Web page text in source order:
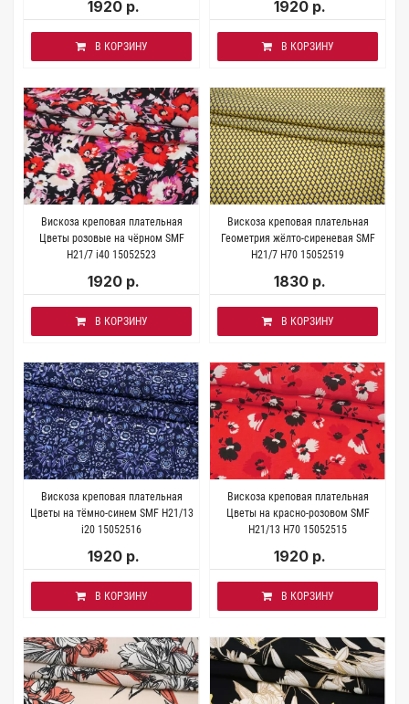
1920 р.
В КОРЗИНУ
1920 р.
В КОРЗИНУ
Вискоза креповая плательная
Цветы розовые на чёрном SMF
H21/7 i40 15052523
1920 р.
В КОРЗИНУ
Вискоза креповая плательная
Геометрия жёлто-сиреневая SMF
H21/7 H70 15052519
1830 р.
В КОРЗИНУ
Вискоза креповая плательная
Цветы на тёмно-синем SMF H21/13
i20 15052516
1920 р.
В КОРЗИНУ
Вискоза креповая плательная
Цветы на красно-розовом SMF
H21/13 H70 15052515
1920 р.
В КОРЗИНУ